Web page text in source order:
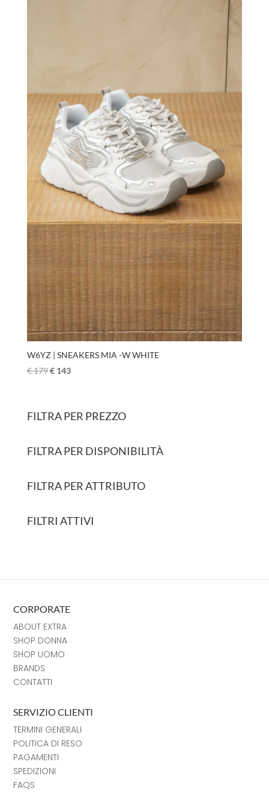
W6YZ | SNEAKERS MIA -W WHITE
€179€143
FILTRA PER PREZZO
FILTRA PER DISPONIBILITÀ
FILTRA PER ATTRIBUTO
FILTRI ATTIVI
CORPORATE
ABOUT EXTRA
SHOP DONNA
SHOP UOMO
BRANDS
CONTATTI
SERVIZIO CLIENTI
TERMINI GENERALI
POLITICA DI RESO
PAGAMENTI
SPEDIZIONI
FAQS